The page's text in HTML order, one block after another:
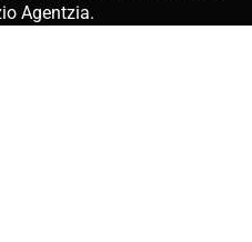
Agentzia.